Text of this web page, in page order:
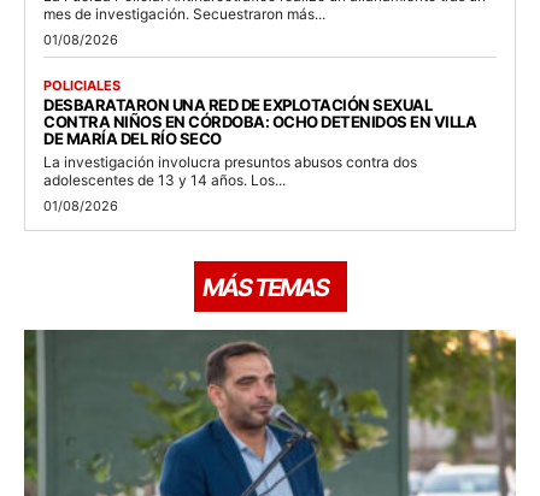
mes de investigación. Secuestraron más...
01/08/2026
POLICIALES
DESBARATARON UNA RED DE EXPLOTACIÓN SEXUAL
CONTRA NIÑOS EN CÓRDOBA: OCHO DETENIDOS EN VILLA
DE MARÍA DEL RÍO SECO
La investigación involucra presuntos abusos contra dos
adolescentes de 13 y 14 años. Los...
01/08/2026
MÁS TEMAS